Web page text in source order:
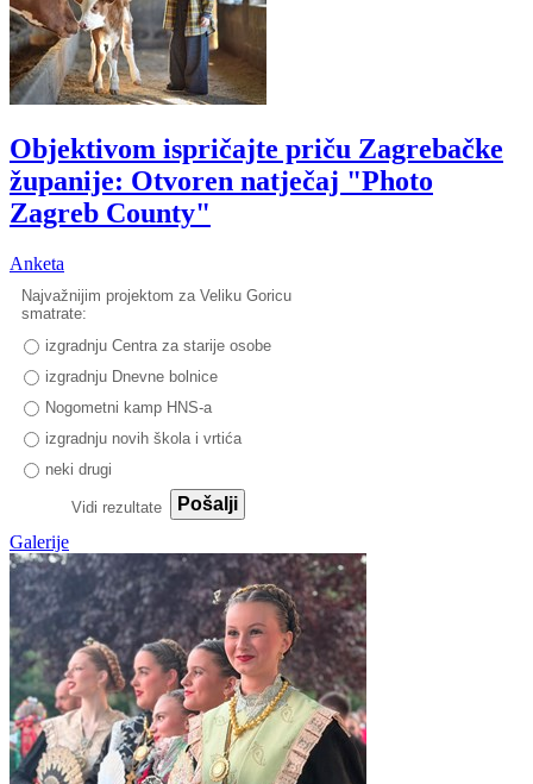
Objektivom ispričajte priču Zagrebačke
županije: Otvoren natječaj "Photo
Zagreb County"
Anketa
Najvažnijim projektom za Veliku Goricu
smatrate:
izgradnju Centra za starije osobe
izgradnju Dnevne bolnice
Nogometni kamp HNS-a
izgradnju novih škola i vrtića
neki drugi
Vidi rezultate
Pošalji
Galerije